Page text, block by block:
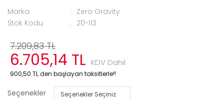
Marka
Zero Gravity
Stok Kodu
20-113
7.209,83 TL
6.705,14 TL KDV Dahil
900,50 TL den başlayan taksitlerle!!
Seçenekler